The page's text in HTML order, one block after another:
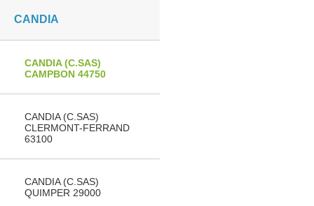
CANDIA
CANDIA (C.SAS)
CAMPBON 44750
CANDIA (C.SAS)
CLERMONT-FERRAND
63100
CANDIA (C.SAS)
QUIMPER 29000